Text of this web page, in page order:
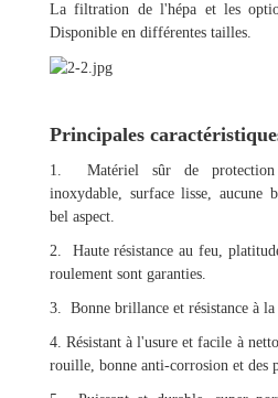
La filtration de l'hépa et les
Disponible en différentes tailles.
Principales
1. Matériel sûr de protection
inoxydable, surface lisse, aucune
bel aspect.
2. Haute résistance au feu,
roulement sont garanties.
3. Bonne brillance et résistance à
4. Résistant à l'usure et facile à
rouille, bonne anti-corrosion et des